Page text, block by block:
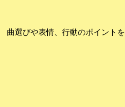
曲選びや表情、行動のポイントを